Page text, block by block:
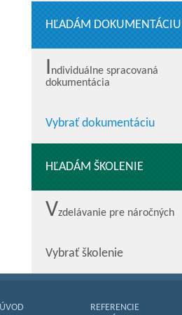
HĽADÁM DOKUMENTÁCIU
Individuálne spracovaná
dokumentácia
Vybrať dokumentáciu
HĽADÁM ŠKOLENIE
Vzdelávanie pre náročných
Vybrať školenie
ÚVOD
REFERENCIE